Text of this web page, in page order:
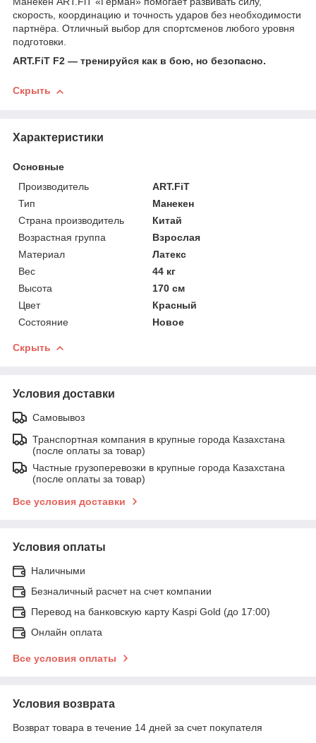
скорость, координацию и точность ударов без необходимости
партнёра. Отличный выбор для спортсменов любого уровня
подготовки.
ART.FiT F2 — тренируйся как в бою, но безопасно.
Скрыть
Характеристики
Основные
Производитель
ART.FiT
Тип
Манекен
Страна производитель
Китай
Возрастная группа
Взрослая
Материал
Латекс
Вес
44 кг
Высота
170 см
Цвет
Красный
Состояние
Новое
Скрыть
Условия доставки
Самовывоз
Транспортная компания в крупные города Казахстана
(после оплаты за товар)
Частные грузоперевозки в крупные города Казахстана
(после оплаты за товар)
Все условия доставки
Условия оплаты
Наличными
Безналичный расчет на счет компании
Перевод на банковскую карту Kaspi Gold (до 17:00)
Онлайн оплата
Все условия оплаты
Условия возврата
Возврат товара в течение 14 дней за счет покупателя